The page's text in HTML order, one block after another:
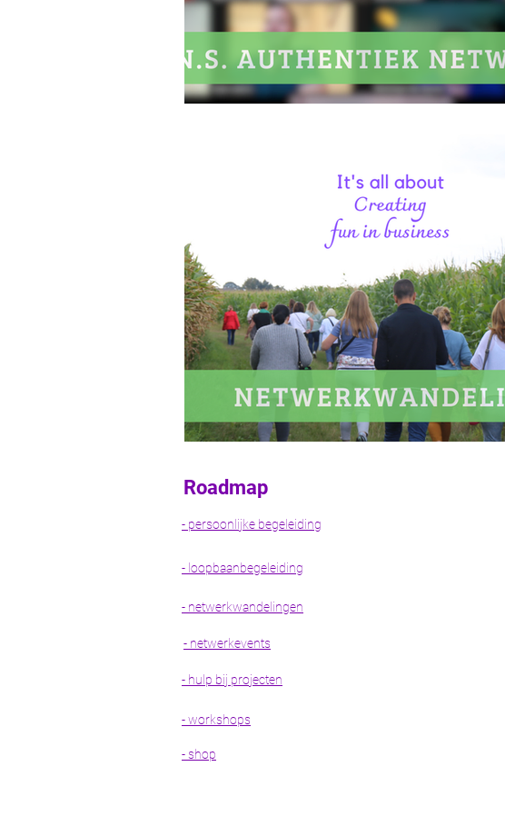
Roadmap
- persoonlijke begeleiding
- loopbaanbegeleiding
- netwerkwandelingen
- netwerkevents
- hulp bij projecten
- workshops
- shop